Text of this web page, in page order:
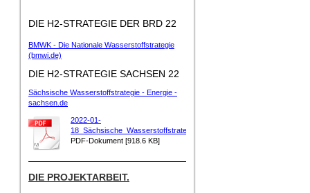
DIE H2-STRATEGIE DER BRD 22
BMWK - Die Nationale Wasserstoffstrategie
(bmwi.de)
DIE H2-STRATEGIE SACHSEN 22
Sächsische Wasserstoffstrategie - Energie -
sachsen.de
2022-01-
18_Sächsische_Wasserstoffstrateg[...]
PDF-Dokument [918.6 KB]
DIE PROJEKTARBEIT.